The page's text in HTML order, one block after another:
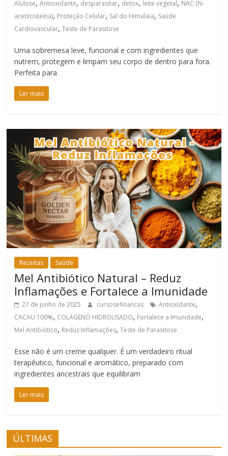
Alulose,Antioxidante, desparasitar, detox, leite vegetal, NAC (N-
acetilcisteína), Proteção Celular, Sal do Himalaia, Saúde
Cardiovascular,Teste de Parasitose
Uma sobremesa leve, funcional e com ingredientes que
nutrem, protegem e limpam seu corpo de dentro para fora.
Perfeita para
Ler mais
Receitas Saúde
Mel Antibiótico Natural – Reduz
Inflamações e Fortalece a Imunidade
27 de junho de 2025 cursosefinancas Antioxidante,
CACAU 100%, COLÁGENO HIDROLISADO, Fortalece a Imunidade,
Mel Antibiótico, Reduz Inflamações,Teste de Parasitose
Esse não é um creme qualquer. É um verdadeiro ritual
terapêutico, funcional e aromático, preparado com
ingredientes ancestrais que equilibram
Ler mais
ÚLTIMAS